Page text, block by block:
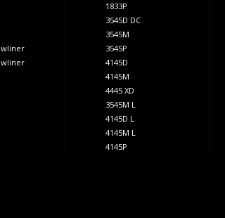
1833P
3545D DC
3545M
3545P
4145D
4145M
4445 XD
3545M L
4145D L
4145M L
4145P